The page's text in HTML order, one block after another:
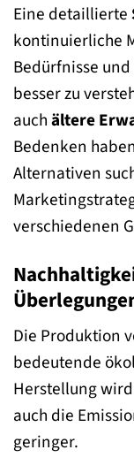
Eine detaillierte
kontinuierliche
Bedürfnisse
besser zu
auchältere
Bedenken
Alternativen
verschiedenen
Die Produktion
bedeutende
Herstellung
auch die
geringer.